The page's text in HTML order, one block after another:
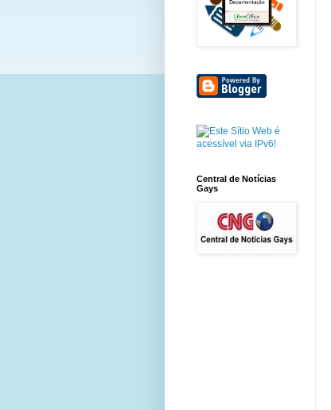
Central de Notícias
Gays